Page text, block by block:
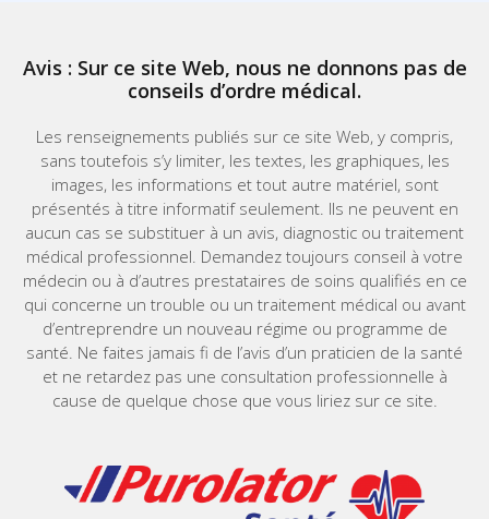
Avis : Sur ce site Web, nous ne donnons pas de
conseils d’ordre médical.
Les renseignements publiés sur ce site Web, y compris,
sans toutefois s’y limiter, les textes, les graphiques, les
images, les informations et tout autre matériel, sont
présentés à titre informatif seulement. Ils ne peuvent en
aucun cas se substituer à un avis, diagnostic ou traitement
médical professionnel. Demandez toujours conseil à votre
médecin ou à d’autres prestataires de soins qualifiés en ce
qui concerne un trouble ou un traitement médical ou avant
d’entreprendre un nouveau régime ou programme de
santé. Ne faites jamais fi de l’avis d’un praticien de la santé
et ne retardez pas une consultation professionnelle à
cause de quelque chose que vous liriez sur ce site.
Home